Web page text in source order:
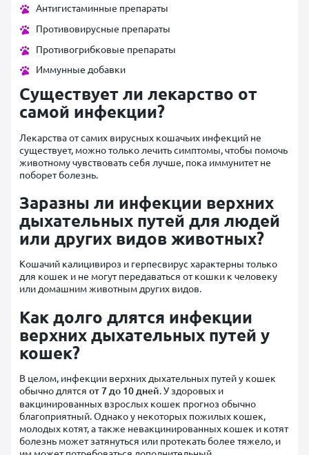
Антигистаминные препараты
Противовирусные препараты
Противогрибковые препараты
Иммунные добавки
Существует ли лекарство от
самой инфекции?
Лекарства от самих вирусных кошачьих инфекций не
существует, можно только лечить симптомы, чтобы помочь
животному чувствовать себя лучше, пока иммунитет не
поборет болезнь.
Заразны ли инфекции верхних
дыхательных путей для людей
или других видов животных?
Кошачий калицивироз и герпесвирус характерны только
для кошек и не могут передаваться от кошки к человеку
или домашним животным других видов.
Как долго длятся инфекции
верхних дыхательных путей у
кошек?
В целом, инфекции верхних дыхательных путей у кошек
обычно длятся от 7 до 10 дней. У здоровых и
вакцинированных взрослых кошек прогноз обычно
благоприятный. Однако у некоторых пожилых кошек,
молодых котят, а также невакцинированных кошек и котят
болезнь может затянуться или протекать более тяжело, и